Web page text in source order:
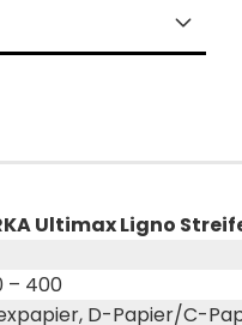
Ultimax Ligno
– 400
D-Papier/C-